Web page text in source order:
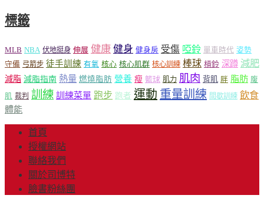
標籤
MLB NBA 伏地挺身 伸展 健康 健身 健身房 受傷 啞鈴 單車時代 姿勢
守備 弓箭步 徒手訓練 有氧 核心 核心肌群 核心訓練 棒球 槓鈴 深蹲 減肥
減脂 減脂指南 熱量 燃燒脂肪 營養 瘦 籃球 肌力 肌肉 背肌 胖 脂肪 腹
肌 裁判 訓練 訓練菜單 跑步 跑者 運動 重量訓練 間歇訓練 飲食
體能
首頁
授權網站
聯絡我們
關於司博特
臉書粉絲團